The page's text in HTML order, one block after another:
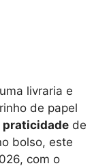
livraria e
de papel
praticidade de
bolso, este
com o